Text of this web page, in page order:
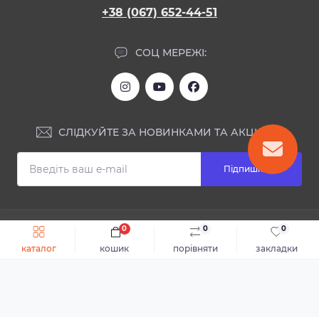
каталог порівняти
0
закладки
0
кошик
0
Швидке замовлення До кошика
+38 (067) 652-44-51
СОЦ МЕРЕЖІ:
СЛІДКУЙТЕ ЗА НОВИНКАМИ ТА АКЦІЯМИ:
Підпишіться
ІНФОРМАЦІЯ